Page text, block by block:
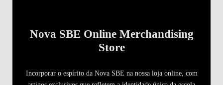
Nova SBE Online Merchandising
Store
Incorporar o espírito da Nova SBE na nossa loja online, com